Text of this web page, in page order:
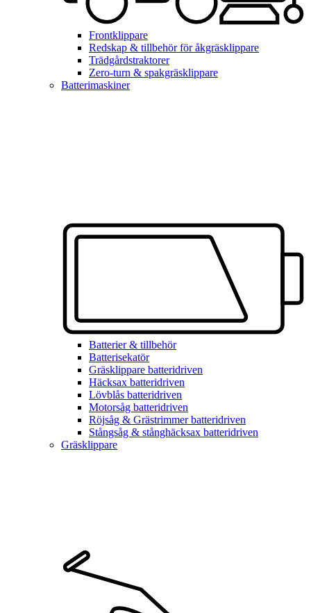
Frontklippare
Redskap & tillbehör för åkgräsklippare
Trädgårdstraktorer
Zero-turn & spakgräsklippare
Batterimaskiner
Batterier & tillbehör
Batterisekatör
Gräsklippare batteridriven
Häcksax batteridriven
Lövblås batteridriven
Motorsåg batteridriven
Röjsåg & Grästrimmer batteridriven
Stångsåg & stånghäcksax batteridriven
Gräsklippare